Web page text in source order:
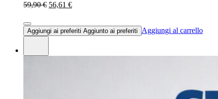
59,90 € 56,61 €
Aggiungi ai preferiti Aggiunto ai preferiti Aggiungi al carrello